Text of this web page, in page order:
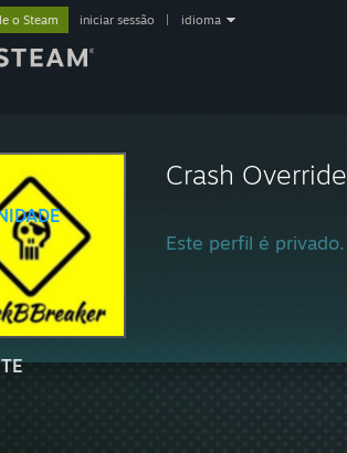
o Steam iniciar sessão idioma
Crash Override
Este perfil é privado.